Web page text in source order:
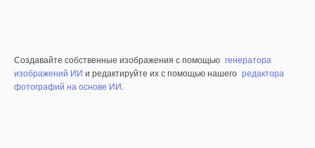
Создавайте собственные изображения с помощью генератора
изображений ИИ и редактируйте их с помощью нашего редактора
фотографий на основе ИИ.